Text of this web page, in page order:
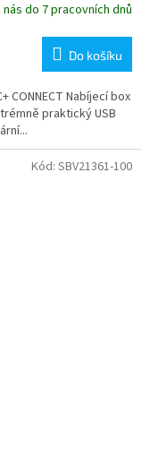
do 7 pracovních dnů
Do košíku
CONNECT Nabíjecí box
praktický USB
Kód: SBV21361-100